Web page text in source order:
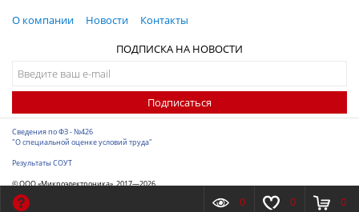
О компании Новости
Контакты
ПОДПИСКА НА НОВОСТИ
Подписаться
Сведения по ФЗ - №426
"О специальной оценке условий труда"
Результаты СОУТ
© ООО «Микроэлектроника», 2017—2026
Разработка сайта
0 0 0